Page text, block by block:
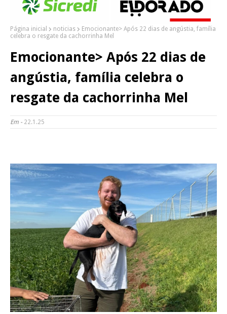
Página inicial noticias
Emocionante> Após 22 dias de angústia, família
celebra o resgate da cachorrinha Mel
Emocionante> Após 22 dias de
angústia, família celebra o
resgate da cachorrinha Mel
Em - 22.1.25